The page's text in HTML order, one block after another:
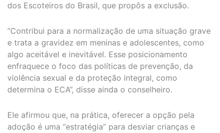
dos Escoteiros do Brasil, que propôs a exclusão.
“Contribui para a normalização de uma situação grave
e trata a gravidez em meninas e adolescentes, como
algo aceitável e inevitável. Esse posicionamento
enfraquece o foco das políticas de prevenção, da
violência sexual e da proteção integral, como
determina o ECA”, disse ainda o conselheiro.
Ele afirmou que, na prática, oferecer a opção pela
adoção é uma “estratégia” para desviar crianças e